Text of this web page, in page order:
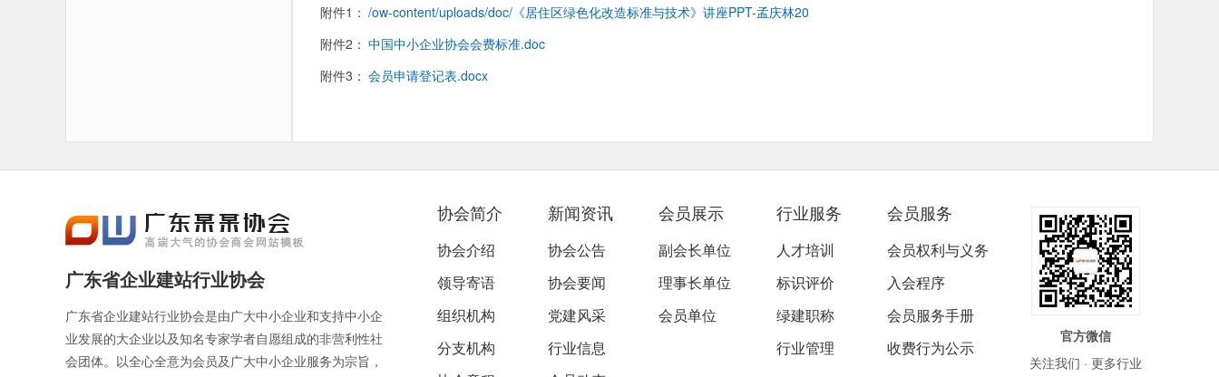
附件1： /ow-content/uploads/doc/《居住区绿色化改造标准与技术》讲座PPT-孟庆林20
附件2： 中国中小企业协会会费标准.doc
附件3： 会员申请登记表.docx
广东省企业建站行业协会
广东省企业建站行业协会是由广大中小企业和支持中小企
业发展的大企业以及知名专家学者自愿组成的非营利性社
会团体。以全心全意为会员及广大中小企业服务为宗旨，
协会简介
协会介绍
领导寄语
组织机构
分支机构
新闻资讯
协会公告
协会要闻
党建风采
行业信息
会员展示
副会长单位
理事长单位
会员单位
行业服务
人才培训
标识评价
绿建职称
行业管理
会员服务
会员权利与义务
入会程序
会员服务手册
收费行为公示
官方微信
关注我们 · 更多行业